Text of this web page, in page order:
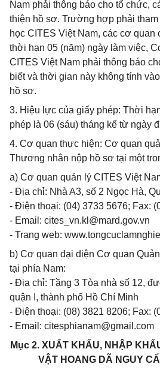
Nam phải thông báo cho tổ chức,
thiện hồ sơ. Trường hợp phải
học CITES Việt Nam, các cơ quan
thời hạn 05 (năm) ngày làm việc,
CITES Việt Nam phải thông báo
biết và thời gian này không tính
hồ sơ.
3. Hiệu lực của giấy phép: Thời
phép là 06 (sáu) tháng kể từ ngày
4. Cơ quan thực hiện: Cơ quan
Thương nhân nộp hồ sơ tại một
a) Cơ quan quản lý CITES Việt
- Địa chỉ: Nhà A3, số 2 Ngọc Hà,
- Điện thoại: (04) 3733 5676; Fax:
- Email: cites_vn.kl@mard.gov.vn
- Trang web:
b) Cơ quan đại diện Cơ quan
tại phía Nam:
- Địa chỉ: Tầng 3 Tòa nhà số 12,
quận I, thành phố Hồ Chí Minh
- Điện thoại: (08) 3821 8206; Fax:
- Email: citesphianam@gmail.com
Mục 2. XUẤT KHẨU, NHẬP
VẬT HOANG DÃ NGUY